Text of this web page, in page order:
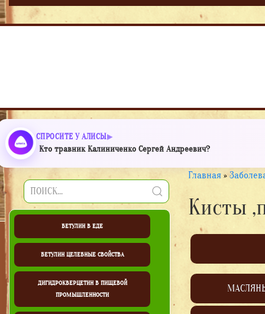
СПРОСИТЕ У АЛИСЫ
Кто травник Калиниченко Сергей Андреевич?
БЕТУЛИН В ЕДЕ
БЕТУЛИН ЦЕЛЕБНЫЕ СВОЙСТВА
ДИГИДРОКВЕРЦЕТИН В ПИЩЕВОЙ
ПРОМЫШЛЕННОСТИ
Главная »
Кисты